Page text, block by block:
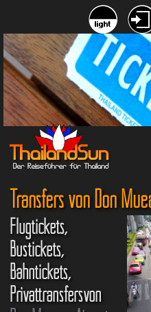
Transfers von Don
Flugtickets,
Bustickets,
Bahntickets,
Privattransfersvon